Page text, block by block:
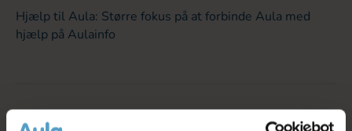
Hjælp til Aula: Større fokus på at forbinde Aula med
hjælp på Aulainfo
15. juni 2025 2025